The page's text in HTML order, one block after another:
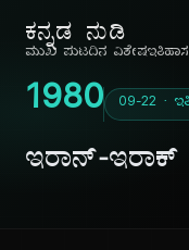
ಕನ್ನಡ ನುಡಿ
ಮುಖ ಪುಟದಿನ ವಿಶೇಷಇತಿಹಾಸ
1980 09-22 ·
ಇರಾನ್-